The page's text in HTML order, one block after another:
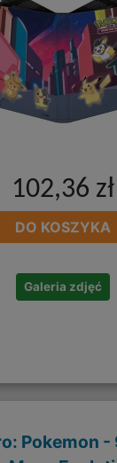
102,36 zł
DO KOSZYKA
Galeria zdjęć
Pokemon -